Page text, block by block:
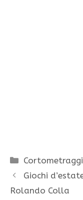
Categorie
Cortometraggi
Giochi
Rolando Colla